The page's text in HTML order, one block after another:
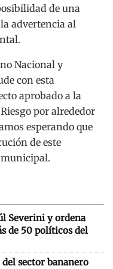
de una
advertencia al
Nacional y
con esta
aprobado a la
por alrededor
esperando que
de este
municipal.
Severini y ordena
de 50 políticos del
sector bananero